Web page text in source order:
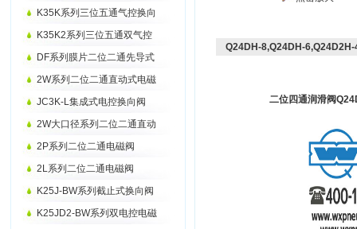
K35K系列三位五通气控换向
K35K2系列三位五通双气控
DF系列膜片二位二通先导式
2W系列二位二通直动式电磁
JC3K-L集成式电控换向阀
2W大口径系列二位二通直动
2P系列二位二通电磁阀
2L系列二位二通电磁阀
K25J-BW系列截止式换向阀
K25JD2-BW系列双电控电磁
Q24DH-8,Q24DH-
二位四通润滑阀